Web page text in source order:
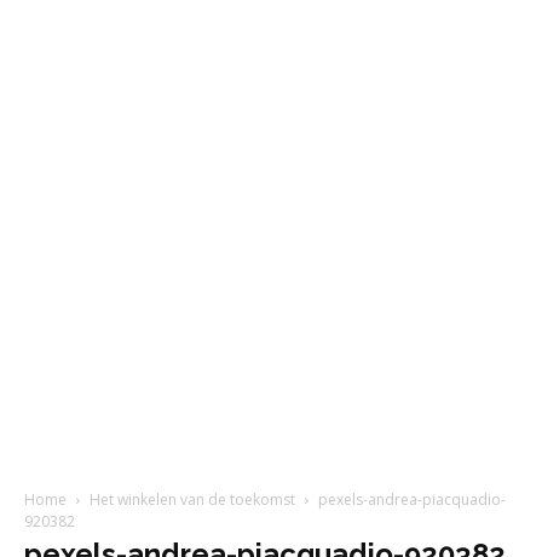
Home Het winkelen van de toekomst
pexels-andrea-piacquadio-
920382